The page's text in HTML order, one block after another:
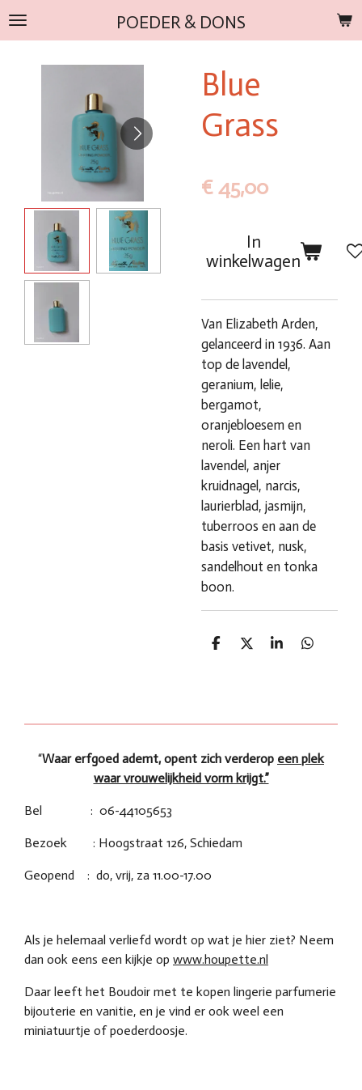
Ga
direct
hoofdinhoud
POEDER & DONS
Blue
Grass
€ 45,00
In
winkelwagen
Van Elizabeth Arden,
gelanceerd in 1936. Aan
top de lavendel,
geranium, lelie,
bergamot,
oranjebloesem en
neroli. Een hart van
lavendel, anjer
kruidnagel, narcis,
laurierblad, jasmijn,
tuberroos en aan de
basis vetivet, nusk,
sandelhout en tonka
boon.
D
D
S
D
“Waar erfgoed ademt, opent zich verderop een plek
waar vrouwelijkheid vorm krijgt.”
Bel : 06-44105653
Bezoek : Hoogstraat 126, Schiedam
Geopend : do, vrij, za 11.00-17.00
Als je helemaal verliefd wordt op wat je hier ziet? Neem
dan ook eens een kijkje op www.houpette.nl
Daar leeft het Boudoir met te kopen lingerie parfumerie
bijouterie en vanitie, en je vind er ook weel een
miniatuurtje of poederdoosje.